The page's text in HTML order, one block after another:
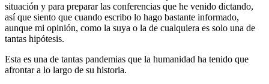
situación y para preparar las conferencias que he venido dictando,
así que siento que cuando escribo lo hago bastante informado,
aunque mi opinión, como la suya o la de cualquiera es solo una de
tantas hipótesis.
Esta es una de tantas pandemias que la humanidad ha tenido que
afrontar a lo largo de su historia.